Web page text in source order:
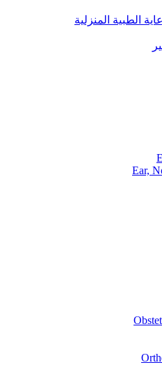
الطبية المنزلية
Ear,